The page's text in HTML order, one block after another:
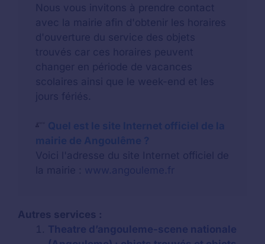
Nous vous invitons à prendre contact
avec la mairie afin d'obtenir les horaires
d'ouverture du service des objets
trouvés car ces horaires peuvent
changer en période de vacances
scolaires ainsi que le week-end et les
jours fériés.
Quel est le site Internet officiel de la
mairie de Angoulême ?
Voici l'adresse du site Internet officiel de
la mairie : www.angouleme.fr
Autres services :
Theatre d’angouleme-scene nationale